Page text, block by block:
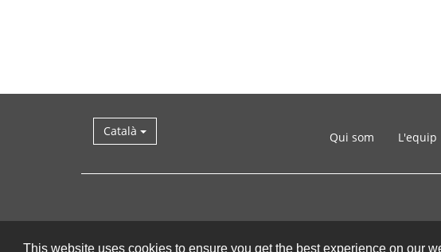
This website uses cookies to ensure you get the best experience on our
Català Qui som L'equip